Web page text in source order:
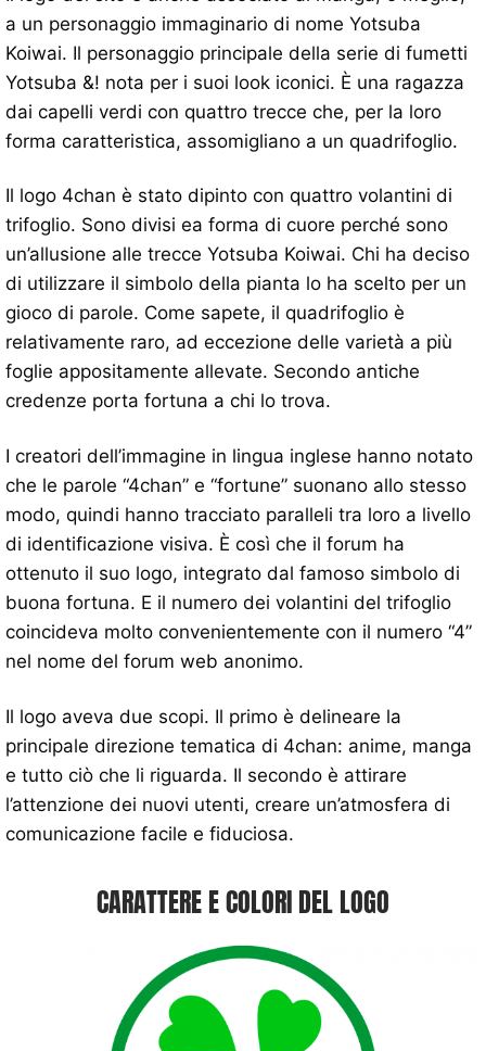
a un personaggio immaginario di nome Yotsuba
Koiwai. Il personaggio principale della serie di fumetti
Yotsuba &! nota per i suoi look iconici. È una ragazza
dai capelli verdi con quattro trecce che, per la loro
forma caratteristica, assomigliano a un quadrifoglio.
Il logo 4chan è stato dipinto con quattro volantini di
trifoglio. Sono divisi ea forma di cuore perché sono
un’allusione alle trecce Yotsuba Koiwai. Chi ha deciso
di utilizzare il simbolo della pianta lo ha scelto per un
gioco di parole. Come sapete, il quadrifoglio è
relativamente raro, ad eccezione delle varietà a più
foglie appositamente allevate. Secondo antiche
credenze porta fortuna a chi lo trova.
I creatori dell’immagine in lingua inglese hanno notato
che le parole “4chan” e “fortune” suonano allo stesso
modo, quindi hanno tracciato paralleli tra loro a livello
di identificazione visiva. È così che il forum ha
ottenuto il suo logo, integrato dal famoso simbolo di
buona fortuna. E il numero dei volantini del trifoglio
coincideva molto convenientemente con il numero “4”
nel nome del forum web anonimo.
Il logo aveva due scopi. Il primo è delineare la
principale direzione tematica di 4chan: anime, manga
e tutto ciò che li riguarda. Il secondo è attirare
l’attenzione dei nuovi utenti, creare un’atmosfera di
comunicazione facile e fiduciosa.
CARATTERE E COLORI DEL LOGO